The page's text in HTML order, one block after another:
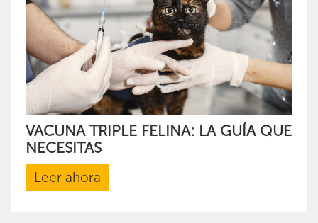
VACUNA TRIPLE FELINA: LA GUÍA QUE
NECESITAS
Leer ahora